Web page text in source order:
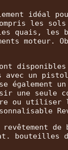
idéal
les
quais, les
moteur.
avec un
également
une seule
ou utiliser
de
bouteilles